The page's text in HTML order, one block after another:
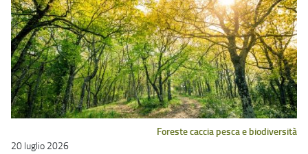
Foreste caccia pesca e biodiversità
20 luglio 2026